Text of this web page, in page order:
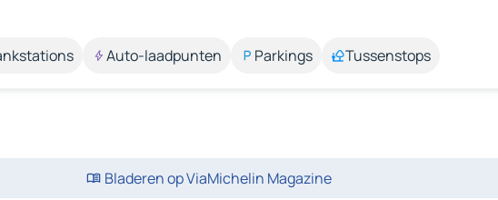
Auto-laadpunten Parkings Tussenstops
Bladeren op ViaMichelin Magazine